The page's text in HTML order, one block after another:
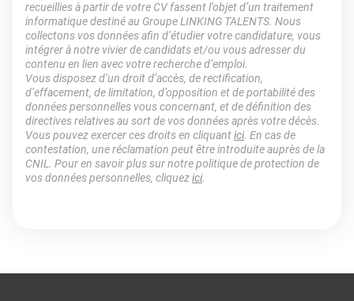
recueillies à partir de votre CV fassent l’objet d’un traitement
informatique destiné au Groupe LINKING TALENTS. Nous
collectons vos données afin d’étudier votre candidature, vous
intégrer à notre vivier de candidats et/ou vous adresser du
contenu en lien avec votre recherche d’emploi.
Vous disposez d’un droit d’accès, de rectification,
d’effacement, de limitation, d’opposition et de portabilité des
données personnelles vous concernant, et de définition des
directives relatives au sort de vos données après votre décès.
Vous pouvez exercer ces droits en cliquantici. En cas de
contestation, une réclamation peut être introduite auprès de la
CNIL. Pour en savoir plus sur notre politique de protection de
vos données personnelles, cliquezici.